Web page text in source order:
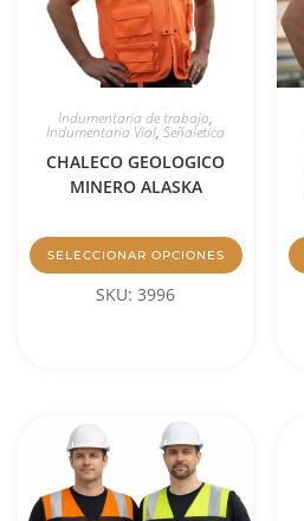
Indumentaria de trabajo,
Indumentaria Vial, Señaletica
CHALECO GEOLOGICO
MINERO ALASKA
SELECCIONAR OPCIONES
SKU: 3996